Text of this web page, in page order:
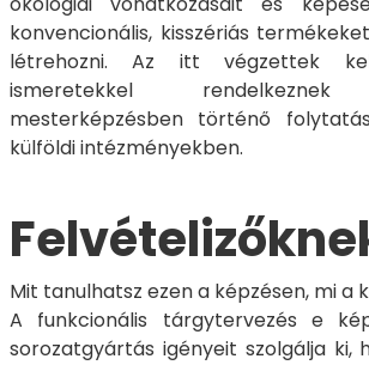
konvencionális, kisszériás
létrehozni. Az itt végzettek
ismeretekkel rendelkeznek
mesterképzésben történő
külföldi intézményekben.
Mit tanulhatsz ezen a képzésen, mi a
A funkcionális tárgytervezés e
sorozatgyártás igényeit szolgálja ki,